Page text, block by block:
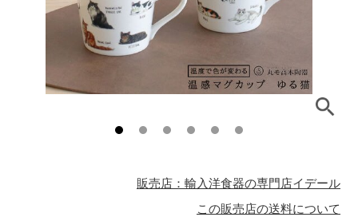
販売店：輸入洋食器の専門店イデール
この販売店の送料について